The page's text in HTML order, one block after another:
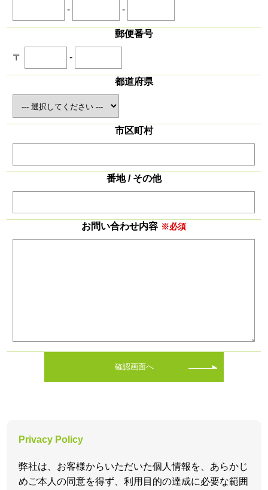
- -
郵便番号
〒 -
都道府県
市区町村
番地 / その他
お問い合わせ内容 ※必須
確認画面へ
Privacy Policy
弊社は、お客様からいただいた個人情報を、あらかじ
めご本人の同意を得ず、利用目的の達成に必要な範囲